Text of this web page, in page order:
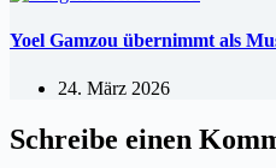
Yoel Gamzou übernimmt als
24. März 2026
Schreibe einen